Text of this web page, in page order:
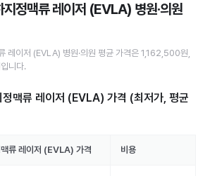
지정맥류 레이저 (EVLA) 병원·의원
레이저 (EVLA) 병원·의원 평균 가격은 1,162,500원
입니다.
정맥류 레이저 (EVLA) 가격 (최저가, 평균
류 레이저 (EVLA) 가격 비용